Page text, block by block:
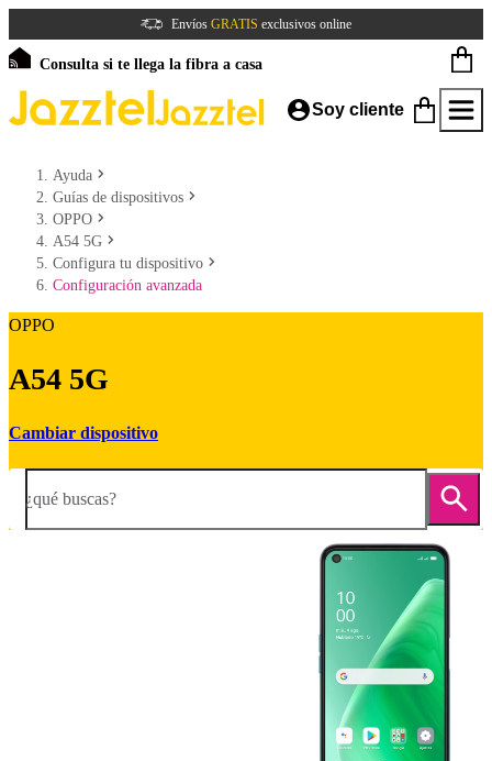
Envíos GRATIS exclusivos online
Consulta si te llega la fibra a casa
Soy cliente
Ayuda
Guías de dispositivos
OPPO
A54 5G
Configura tu dispositivo
Configuración avanzada
OPPO
A54 5G
Cambiar dispositivo
¿qué buscas?